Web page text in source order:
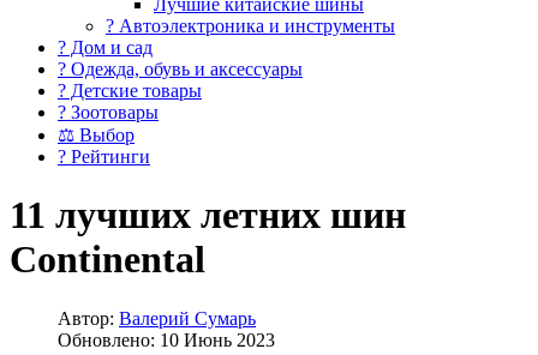
? Автоэлектроника и инструменты
? Дом и сад
? Одежда, обувь и аксессуары
? Детские товары
? Зоотовары
⚖ Выбор
? Рейтинги
11 лучших летних шин
Continental
Автор: Валерий Сумарь
Обновлено: 10 Июнь 2023